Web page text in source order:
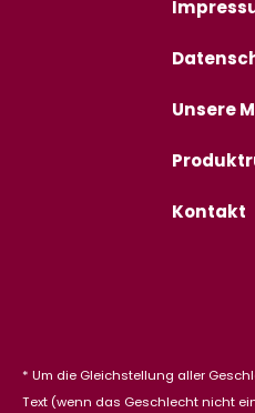
Unsere
Kontakt
* Um die Gleichstellung aller
Text (wenn das Geschlecht nicht